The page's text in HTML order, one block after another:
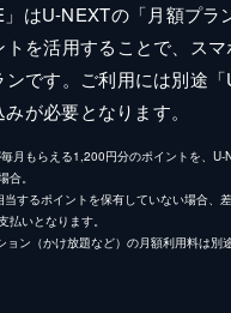
」はU-NEXTの「月額プラ
を活用することで、ス
です。ご利用には別途
が必要となります。
月もらえる1,200円分のポイントを、U-
。
するポイントを保有していない場合、
いとなります。
ン（かけ放題など）の月額利用料は別